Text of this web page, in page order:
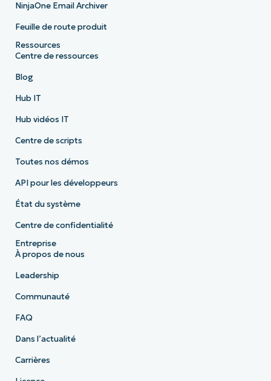
NinjaOne Email Archiver
Feuille de route produit
Ressources
Centre de ressources
Blog
Hub IT
Hub vidéos IT
Centre de scripts
Toutes nos démos
API pour les développeurs
État du système
Centre de confidentialité
Entreprise
À propos de nous
Leadership
Communauté
FAQ
Dans l’actualité
Carrières